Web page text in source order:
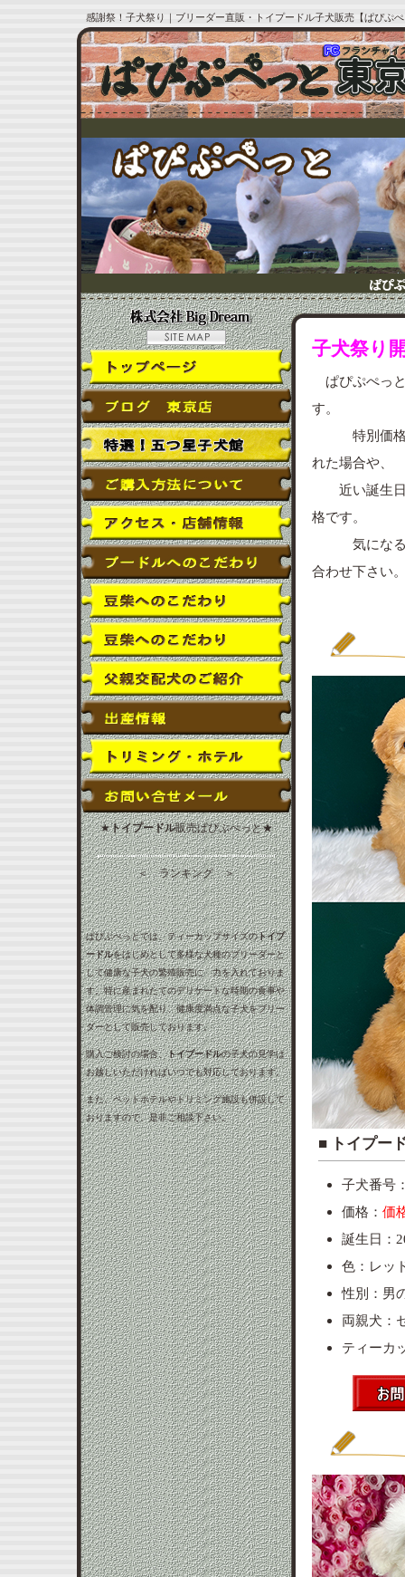
感謝祭！子犬祭り｜ブリーダー直販・トイプードル子犬販売【ぱぴぷ
子犬祭り
ぱぴぷぺっ
す。
特別価格と
れた場合や、
近い誕生日
格です。
気になる子
合わせ下さい
■ トイ
子犬番号
価格： 価
誕生日：
色：レッ
性別：男
両親犬
ティー
★トイプードル販売ぱぴぷぺっと★
＜ ランキング ＞
ぱぴぷぺっとでは、ティーカップサイズのトイプ
ードルをはじめとして多様な犬種のブリーダーと
して健康な子犬の繁殖販売に 力を入れておりま
す。特に産まれたてのデリケートな時期の食事や
体調管理に気を配り、健康度満点な子犬をブリー
ダーとして販売しております。
購入ご検討の場合、トイプードルの子犬の見学は
お越しいただければいつでも対応しております。
また、ペットホテルやトリミング施設も併設して
おりますので、是非ご相談下さい。